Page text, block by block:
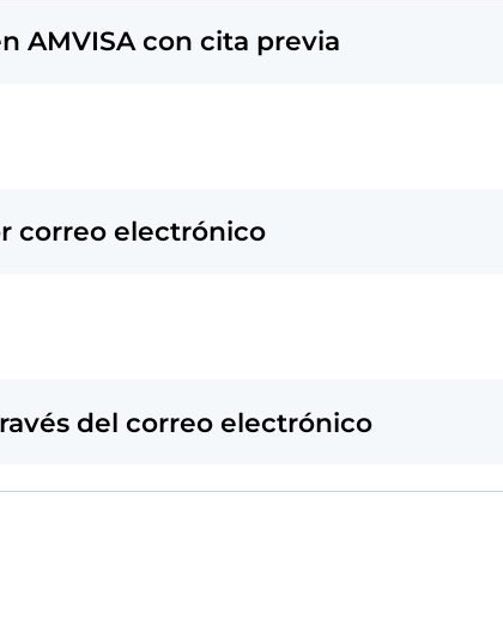
AMVISA con cita previa
correo electrónico
del correo electrónico